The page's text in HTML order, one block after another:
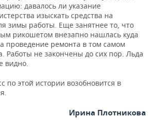
давалось ли указание
изыскать средства на
зимы работы. Еще занятнее то, что
рикошетом внезапно нашлась куда
проведение ремонта в том самом
Работы не закончены до сих пор. Льда
видно.
по этой истории возобновится в
Ирина Плотникова